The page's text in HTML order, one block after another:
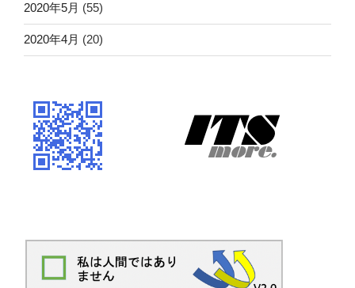
2020年5月 (55)
2020年4月 (20)